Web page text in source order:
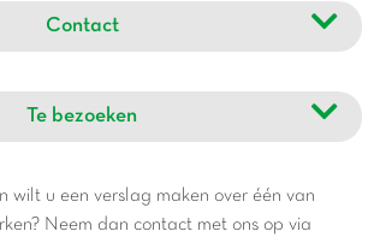
Contact
Te bezoeken
wilt u een verslag maken over één van
Neem dan contact met ons op via